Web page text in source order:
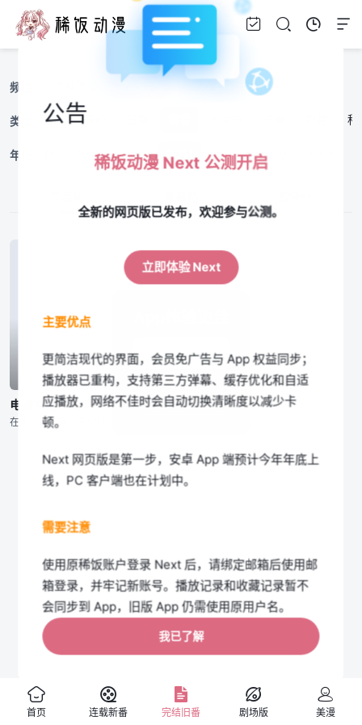
立即下载
我知道了
频道 完结旧番 剧场版 美漫
类型
战斗 治愈 科
年份 2013 2012 2011 2010 2009
第集
电波女与青春男
没有更多了
首页 连载新番 完结旧番 剧场版 美漫
公告
稀饭动漫 Next 公测开启
全新的网页版已发布，欢迎参与公测。
立即体验 Next
主要优点
更简洁现代的界面，会员免广告与 App 权益同步；
播放器已重构，支持第三方弹幕、缓存优化和自适
应播放，网络不佳时会自动切换清晰度以减少卡
顿。
Next 网页版是第一步，安卓 App 端预计今年年底上
线，PC 客户端也在计划中。
需要注意
使用原稀饭账户登录 Next 后，请绑定邮箱后使用邮
箱登录，并牢记新账号。播放记录和收藏记录暂不
会同步到 App，旧版 App 仍需使用原用户名。
如果您介意以上限制，可以暂时继续使用旧版网页
旧版公告
我已了解